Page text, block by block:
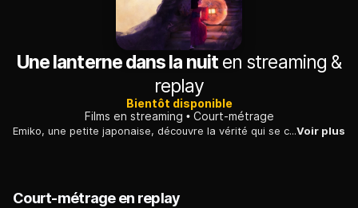
Une lanterne dans la nuiten streaming &
replay
Bientôt disponible
Films en streaming
Court-métrage
Emiko, une petite japonaise, découvre la vérité qui se cache derrière la tradition la plus respectée de son village.Voir plus
Court-métrage en replay